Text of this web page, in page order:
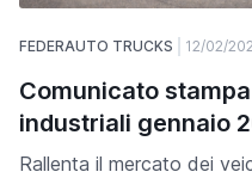
FEDERAUTO TRUCKS 12/02/
Comunicato
industriali gennaio
Rallenta il mercato dei